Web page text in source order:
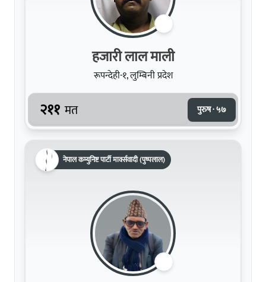
हजारी लाल माली
रूपन्देही-१, लुम्बिनी प्रदेश
२११ मत पुरुष · ५७
नेपाल कम्युनिष्ट पार्टी मार्क्सवादी (पुष्पलाल)